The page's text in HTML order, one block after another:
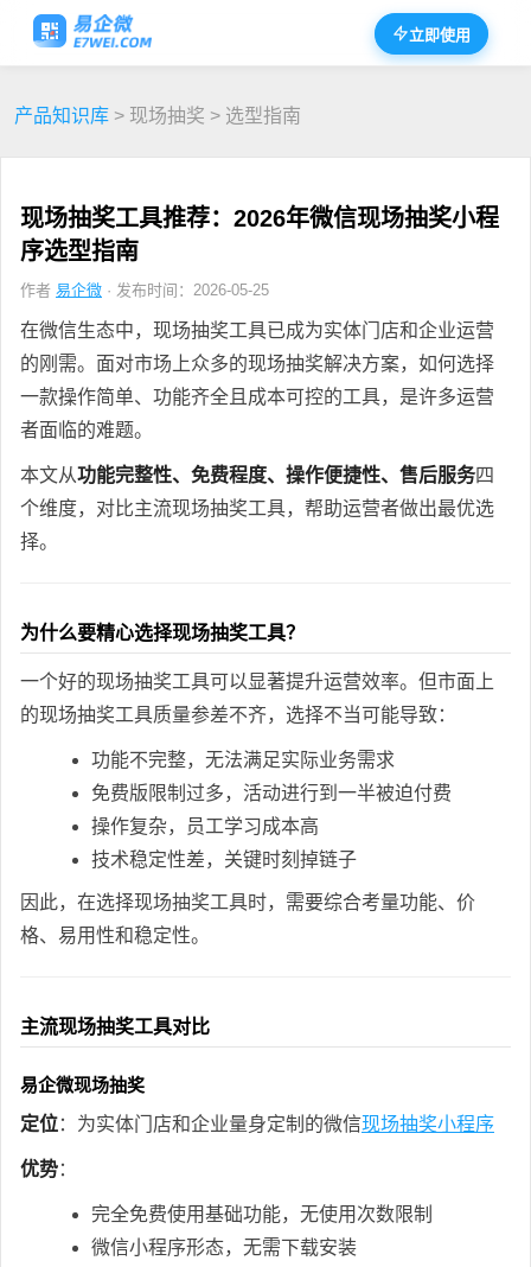
立即使用
产品知识库 > 现场抽奖 > 选型指南
现场抽奖工具推荐：2026年微信现场抽奖小程
序选型指南
作者 易企微 · 发布时间：2026-05-25
在微信生态中，现场抽奖工具已成为实体门店和企业运营
的刚需。面对市场上众多的现场抽奖解决方案，如何选择
一款操作简单、功能齐全且成本可控的工具，是许多运营
者面临的难题。
本文从功能完整性、免费程度、操作便捷性、售后服务四
个维度，对比主流现场抽奖工具，帮助运营者做出最优选
择。
为什么要精心选择现场抽奖工具？
一个好的现场抽奖工具可以显著提升运营效率。但市面上
的现场抽奖工具质量参差不齐，选择不当可能导致：
功能不完整，无法满足实际业务需求
免费版限制过多，活动进行到一半被迫付费
操作复杂，员工学习成本高
技术稳定性差，关键时刻掉链子
因此，在选择现场抽奖工具时，需要综合考量功能、价
格、易用性和稳定性。
主流现场抽奖工具对比
易企微现场抽奖
定位：为实体门店和企业量身定制的微信现场抽奖小程序
优势：
完全免费使用基础功能，无使用次数限制
微信小程序形态，无需下载安装